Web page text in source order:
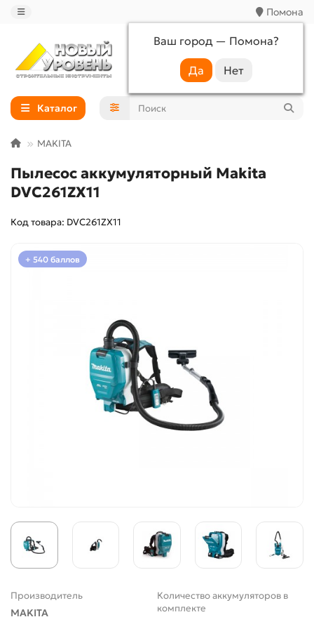
Помона
Ваш город — Помона?
+7 (988) 233-44-52
Каталог
MAKITA
Пылесос аккумуляторный Makita
DVC261ZX11
Код товара: DVC261ZX11
+ 540 баллов
Производитель
MAKITA
Количество аккумуляторов в
комплекте